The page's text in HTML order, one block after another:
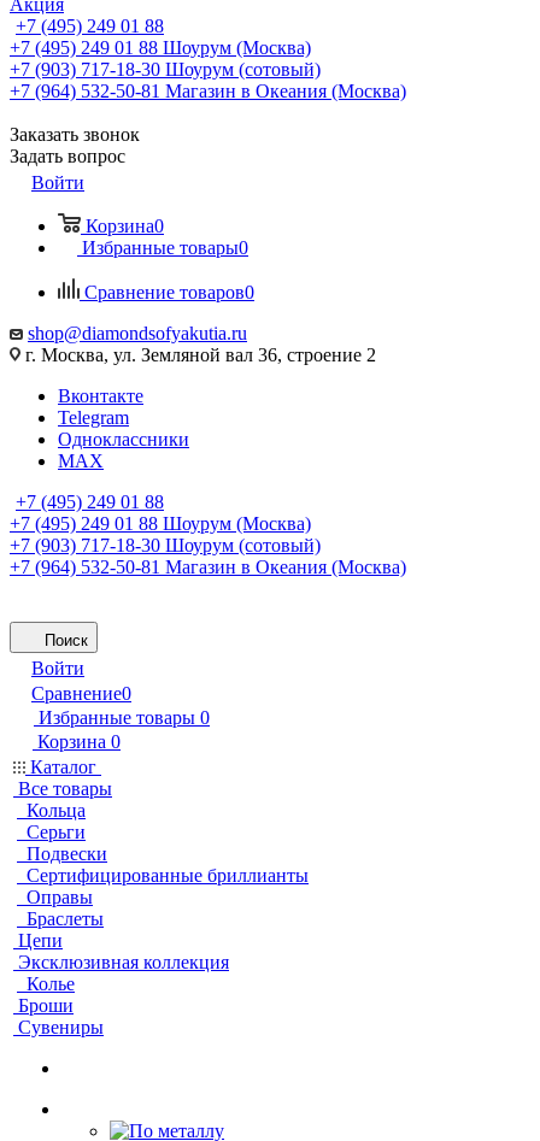
Акция
+7 (495) 249 01 88
+7 (495) 249 01 88 Шоурум (Москва)
+7 (903) 717-18-30 Шоурум (сотовый)
+7 (964) 532-50-81 Магазин в Океания (Москва)
Заказать звонок
Задать вопрос
Войти
Корзина0
Избранные товары0
Сравнение товаров0
shop@diamondsofyakutia.ru
г. Москва, ул. Земляной вал 36, строение 2
Вконтакте
Telegram
Одноклассники
MAX
+7 (495) 249 01 88
+7 (495) 249 01 88 Шоурум (Москва)
+7 (903) 717-18-30 Шоурум (сотовый)
+7 (964) 532-50-81 Магазин в Океания (Москва)
Поиск
Войти
Сравнение0
Избранные товары 0
Корзина 0
Каталог
Все товары
Кольца
Серьги
Подвески
Сертифицированные бриллианты
Оправы
Браслеты
Цепи
Эксклюзивная коллекция
Колье
Броши
Сувениры